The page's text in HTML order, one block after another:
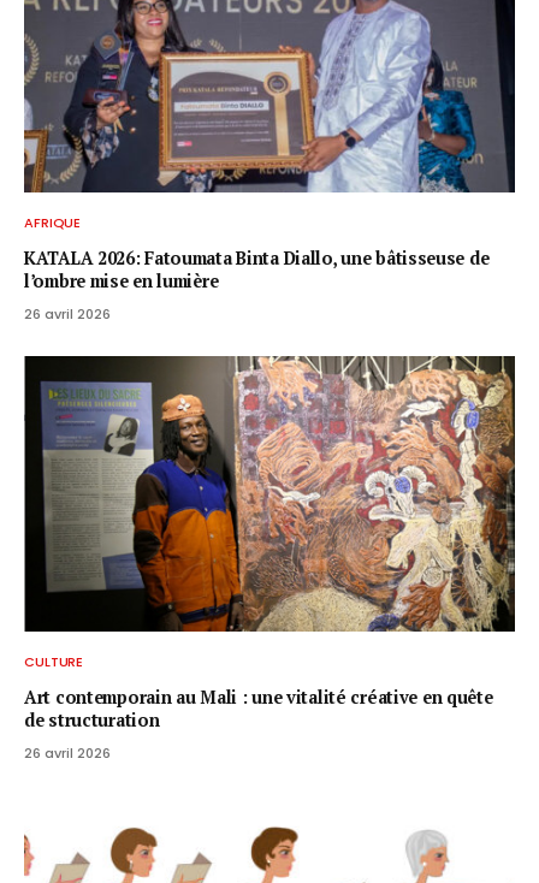
AFRIQUE
KATALA 2026: Fatoumata Binta Diallo, une bâtisseuse de
l’ombre mise en lumière
26 avril 2026
CULTURE
Art contemporain au Mali : une vitalité créative en quête
de structuration
26 avril 2026